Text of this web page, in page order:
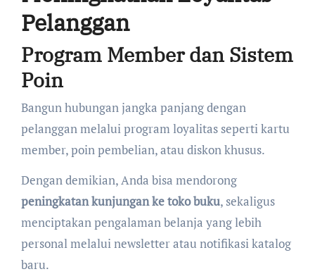
Pelanggan
Program Member dan Sistem
Poin
Bangun hubungan jangka panjang dengan
pelanggan melalui program loyalitas seperti kartu
member, poin pembelian, atau diskon khusus.
Dengan demikian, Anda bisa mendorong
peningkatan kunjungan ke toko buku, sekaligus
menciptakan pengalaman belanja yang lebih
personal melalui newsletter atau notifikasi katalog
baru.